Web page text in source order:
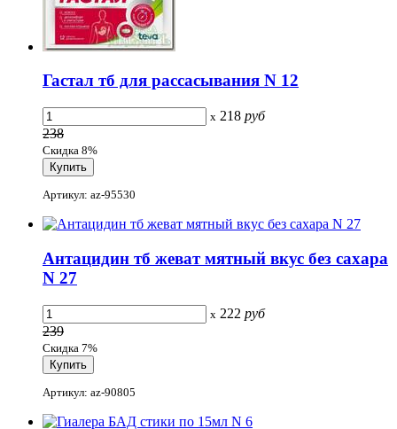
Гастал тб для рассасывания N 12
x 218 руб
238
Скидка 8%
Артикул: az-95530
Антацидин тб жеват мятный вкус без сахара
N 27
x 222 руб
239
Скидка 7%
Артикул: az-90805